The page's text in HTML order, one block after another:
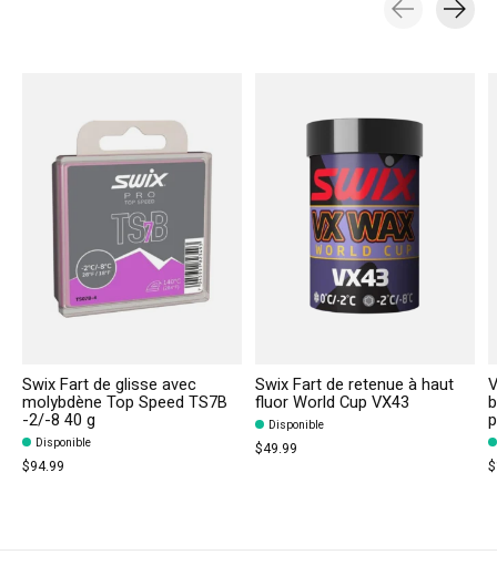
Swix Fart de glisse avec
molybdène Top Speed TS7B
-2/-8 40 g
Disponible
$94.99
Swix Fart de retenue à haut
fluor World Cup VX43
Disponible
$49.99